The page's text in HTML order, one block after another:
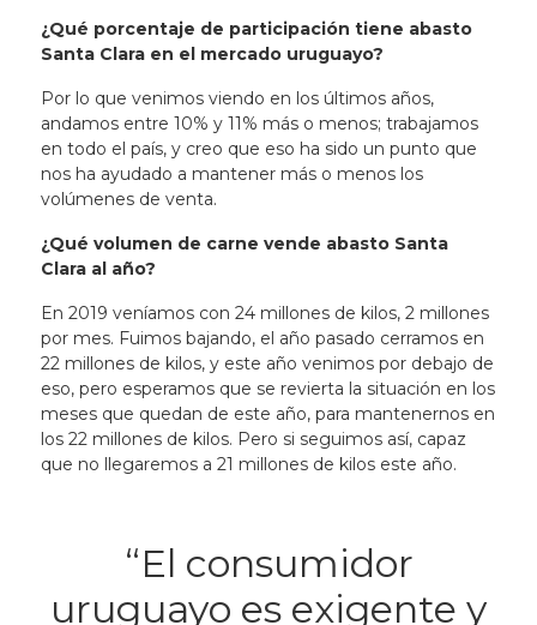
¿Qué porcentaje de participación tiene abasto
Santa Clara en el mercado uruguayo?
Por lo que venimos viendo en los últimos años,
andamos entre 10% y 11% más o menos; trabajamos
en todo el país, y creo que eso ha sido un punto que
nos ha ayudado a mantener más o menos los
volúmenes de venta.
¿Qué volumen de carne vende abasto Santa
Clara al año?
En 2019 veníamos con 24 millones de kilos, 2 millones
por mes. Fuimos bajando, el año pasado cerramos en
22 millones de kilos, y este año venimos por debajo de
eso, pero esperamos que se revierta la situación en los
meses que quedan de este año, para mantenernos en
los 22 millones de kilos. Pero si seguimos así, capaz
que no llegaremos a 21 millones de kilos este año.
“El consumidor
uruguayo es exigente y